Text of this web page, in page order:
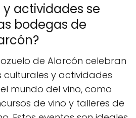
actividades se
bodegas de
de Alarcón celebran
culturales y actividades
mundo del vino, como
de vino y talleres de